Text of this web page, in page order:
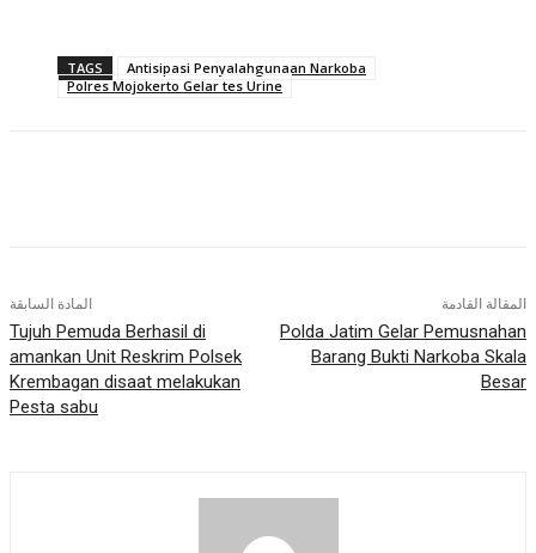
TAGS
Antisipasi Penyalahgunaan Narkoba
Polres Mojokerto Gelar tes Urine
المادة السابقة
Tujuh Pemuda Berhasil di
amankan Unit Reskrim Polsek
Krembagan disaat melakukan
Pesta sabu
المقالة القادمة
Polda Jatim Gelar Pemusnahan
Barang Bukti Narkoba Skala
Besar